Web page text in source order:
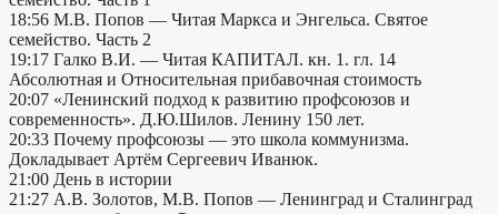
18:56 М.В. Попов — Читая Маркса и Энгельса. Святое
семейство. Часть 2
19:17 Галко В.И. — Читая КАПИТАЛ. кн. 1. гл. 14
Абсолютная и Относительная прибавочная стоимость
20:07 «Ленинский подход к развитию профсоюзов и
современность». Д.Ю.Шилов. Ленину 150 лет.
20:33 Почему профсоюзы — это школа коммунизма.
Докладывает Артём Сергеевич Иванюк.
21:00 День в истории
21:27 А.В. Золотов, М.В. Попов — Ленинград и Сталинград